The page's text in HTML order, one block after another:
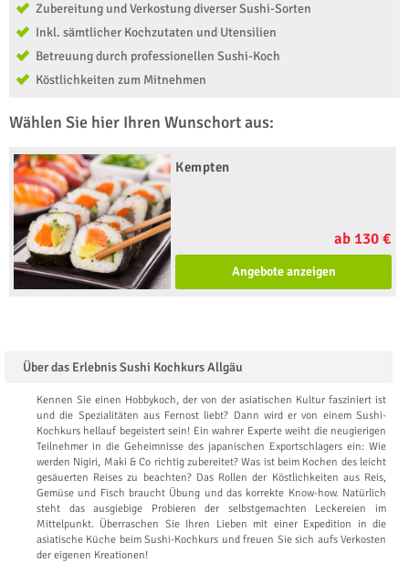
Zubereitung und Verkostung diverser Sushi-Sorten
Inkl. sämtlicher Kochzutaten und Utensilien
Betreuung durch professionellen Sushi-Koch
Köstlichkeiten zum Mitnehmen
Wählen Sie hier Ihren Wunschort aus:
Kempten
ab 130 €
Angebote anzeigen
Über das Erlebnis Sushi Kochkurs Allgäu
Kennen Sie einen Hobbykoch, der von der asiatischen Kultur fasziniert ist
und die Spezialitäten aus Fernost liebt? Dann wird er von einem Sushi-
Kochkurs hellauf begeistert sein! Ein wahrer Experte weiht die neugierigen
Teilnehmer in die Geheimnisse des japanischen Exportschlagers ein: Wie
werden Nigiri, Maki & Co richtig zubereitet? Was ist beim Kochen des leicht
gesäuerten Reises zu beachten? Das Rollen der Köstlichkeiten aus Reis,
Gemüse und Fisch braucht Übung und das korrekte Know-how. Natürlich
steht das ausgiebige Probieren der selbstgemachten Leckereien im
Mittelpunkt. Überraschen Sie Ihren Lieben mit einer Expedition in die
asiatische Küche beim Sushi-Kochkurs und freuen Sie sich aufs Verkosten
der eigenen Kreationen!